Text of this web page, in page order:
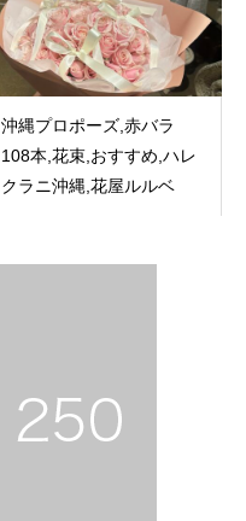
沖縄プロポーズ,赤バラ
108本,花束,おすすめ,ハレ
クラニ沖縄,花屋ルルベ